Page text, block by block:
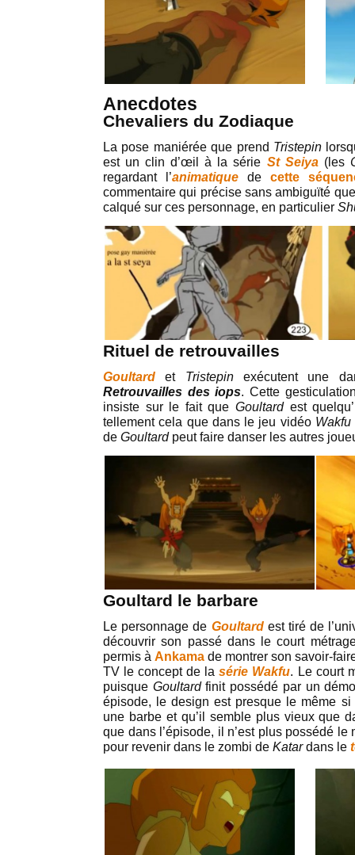
Anecdotes
Chevaliers du Zodiaque
La pose maniérée que prend Tristepin
est un clin d’œil à la série St Seiya(les
regardant l’animatique de cette
commentaire qui précise sans ambiguïté
calqué sur ces personnage, en particulier
Rituel de retrouvailles
Goultardet Tristepinexécutent une
Retrouvailles des iops. Cette
insiste sur le fait que Goultard est
tellement cela que dans le jeu vidéo Wakfu
de Goultard peut faire danser les autres
Goultard le barbare
Le personnage de Goultard est tiré de
découvrir son passé dans le court
permis à Ankama de montrer son savoir-
TV le concept de lasérie Wakfu. Le court
puisque Goultardfinit possédé par un
épisode, le design est presque le même si
une barbe et qu’il semble plus vieux que
que dans l’épisode, il n’est plus possédé
pour revenir dans le zombi de Katardans le